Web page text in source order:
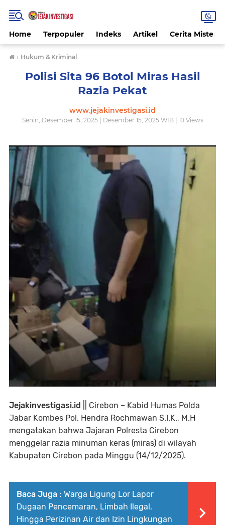
Home Terpopuler Indeks Artikel Cerita Misteri
› Hukum & Kriminal
Polisi Sita 96 Botol Miras Hasil
Razia Pekat
www.jejakinvestigasi.id
Senin, Desember 15, 2025 | Desember 15, 2025 WIB | 0Views
Jejakinvestigasi.id
|| Cirebon – Kabid Humas Polda
Jabar Kombes Pol. Hendra Rochmawan S.I.K., M.H
mengatakan bahwa Jajaran Polresta Cirebon
menggelar razia minuman keras (miras) di wilayah
Kabupaten Cirebon pada Minggu (14/12/2025).
Baca Juga : Warga Ligung Lor Lapor
Dugaan Pencemaran, Limbah Ilegal,
Hingga Perizinan Air dan Izin Lingkungan